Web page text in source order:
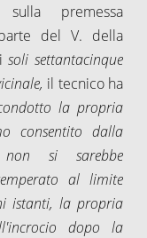
premessa
del V. della
soli settantacinque
il tecnico ha
la propria
consentito dalla
non si sarebbe
al limite
istanti, la propria
dopo la